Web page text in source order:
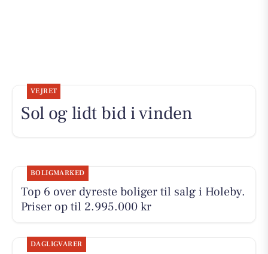
VEJRET
Sol og lidt bid i vinden
BOLIGMARKED
Top 6 over dyreste boliger til salg i Holeby.
Priser op til 2.995.000 kr
DAGLIGVARER